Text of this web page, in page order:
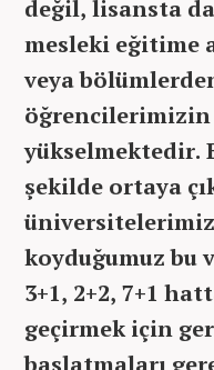
değil, lisansta
mesleki eğitime
veya
yükselmektedir.
şekilde ortaya
koyduğumuz bu
3+1, 2+2, 7+1
geçirmek için
başlatmaları